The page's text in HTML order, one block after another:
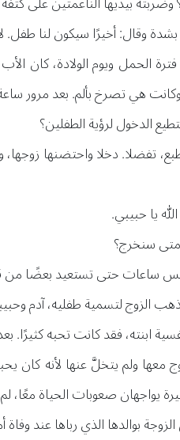
وقال: أخيرًا سيكون لنا طفل.
الحمل ويوم الولادة، كان
هي تصرخ بألم. بعد مرور
الدخول لرؤية الطفلين؟
تفضلا. دخلا واحتضنها
يا حبيبي.
سنخرج؟
ساعات حتى تستعيد بعضًا من
الزوج لتسمية طفليه، آدم
ابنته، فقد كانت تحبه
معها ولم يتخلَّ عنها لأنه كان
يواجهان صعوبات الحياة معًا، لم
بوالدها الذي رباها عند